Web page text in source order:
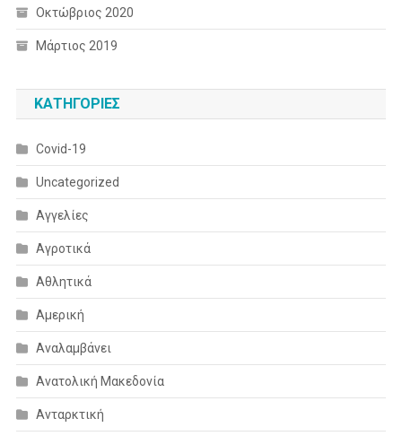
Οκτώβριος 2020
Μάρτιος 2019
KΑΤΗΓΟΡΊΕΣ
Covid-19
Uncategorized
Αγγελίες
Αγροτικά
Αθλητικά
Αμερική
Αναλαμβάνει
Ανατολική Μακεδονία
Ανταρκτική